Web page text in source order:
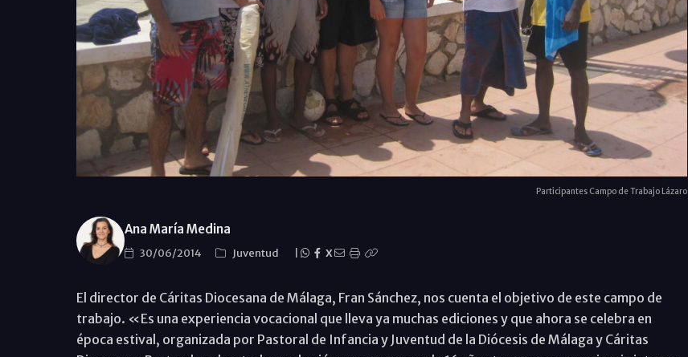
Participantes Campo de Trabajo Lázaro
Ana María Medina
30/06/2014 Juventud X
El director de Cáritas Diocesana de Málaga, Fran Sánchez, nos cuenta el objetivo de este campo de
trabajo. «Es una experiencia vocacional que lleva ya muchas ediciones y que ahora se celebra en
época estival, organizada por Pastoral de Infancia y Juventud de la Diócesis de Málaga y Cáritas